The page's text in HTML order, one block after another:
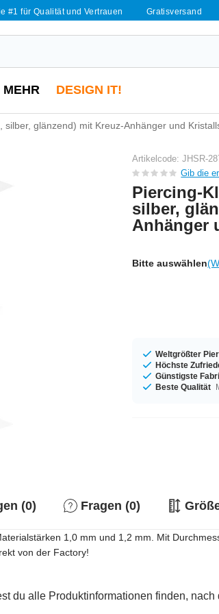
#1 für Qualität und Vertrauen Gratisversand
MEHR DESIGN IT!
silber, glänzend) mit Kreuz-Anhänger und
Artikelcode: JHSR-
Gib die
Piercing-
silber,
Anhänger
Bitte auswählen
Weltgrößter
Höchste
Günstigste
Beste Qualität
(0) Fragen (0)
1,0 mm und 1,2 mm. Mit
von der Factory!
du alle Produktinformationen finden,